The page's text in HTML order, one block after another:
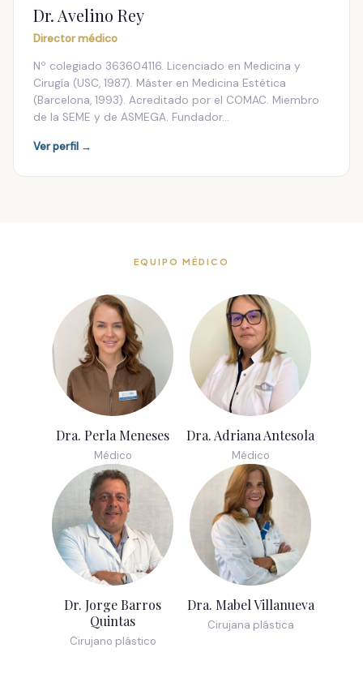
Dr. Avelino Rey
Director médico
Nº colegiado 363604116. Licenciado en Medicina y
Cirugía (USC, 1987). Máster en Medicina Estética
(Barcelona, 1993). Acreditado por el COMAC. Miembro
de la SEME y de ASMEGA. Fundador…
Ver perfil →
EQUIPO MÉDICO
Dra. Perla Meneses
Médico
Dra. Adriana Antesola
Médico
Dr. Jorge Barros
Quintas
Cirujano plástico
Dra. Mabel Villanueva
Cirujana plástica